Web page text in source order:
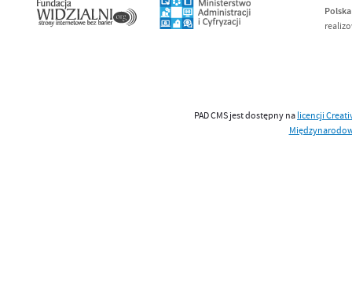
PAD CMS jest dostępny na licencji